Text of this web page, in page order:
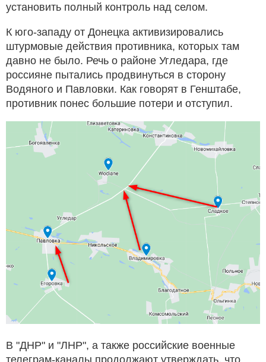
установить полный контроль над селом.
К юго-западу от Донецка активизировались
штурмовые действия противника, которых там
давно не было. Речь о районе Угледара, где
россияне пытались продвинуться в сторону
Водяного и Павловки. Как говорят в Генштабе,
противник понес большие потери и отступил.
В "ДНР" и "ЛНР", а также российские военные